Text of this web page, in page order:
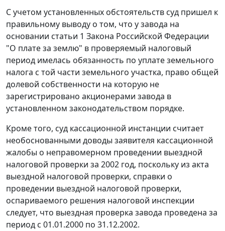
С учетом установленных обстоятельств суд пришел к
правильному выводу о том, что у завода на
основании статьи 1 Закона Российской Федерации
"О плате за землю" в проверяемый налоговый
период имелась обязанность по уплате земельного
налога с той части земельного участка, право общей
долевой собственности на которую не
зарегистрировано акционерами завода в
установленном законодательством порядке.
Кроме того, суд кассационной инстанции считает
необоснованными доводы заявителя кассационной
жалобы о неправомерном проведении выездной
налоговой проверки за 2002 год, поскольку из акта
выездной налоговой проверки, справки о
проведении выездной налоговой проверки,
оспариваемого решения налоговой инспекции
следует, что выездная проверка завода проведена за
период с 01.01.2000 по 31.12.2002.